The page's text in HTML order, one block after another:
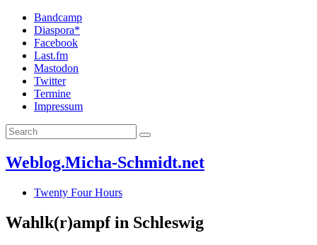
Bandcamp
Diaspora*
Facebook
Last.fm
Mastodon
Twitter
Termine
Impressum
Weblog.Micha-Schmidt.net
Twenty Four Hours
Wahlk(r)ampf in Schleswig